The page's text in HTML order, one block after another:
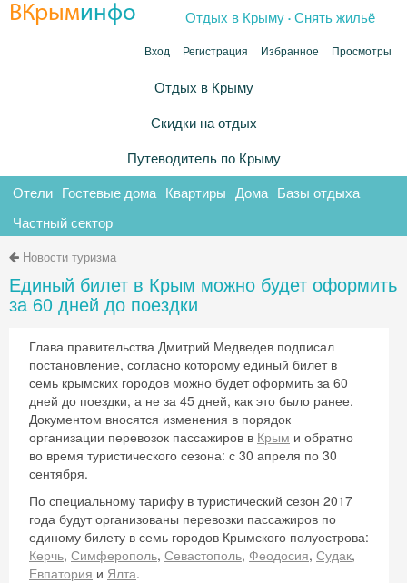
ВКрыминфо Отдых в Крыму .Снять жильё
Вход Регистрация Избранное Просмотры
Отдых в Крыму
Скидки на отдых
Путеводитель по Крыму
Отели Гостевые дома Квартиры Дома Базы отдыха
Частный сектор
Новости туризма
Единый билет в Крым можно будет оформить
за 60 дней до поездки
Глава правительства Дмитрий Медведев подписал
постановление, согласно которому единый билет в
семь крымских городов можно будет оформить за 60
дней до поездки, а не за 45 дней, как это было ранее.
Документом вносятся изменения в порядок
организации перевозок пассажиров в Крым и обратно
во время туристического сезона: с 30 апреля по 30
сентября.
По специальному тарифу в туристический сезон 2017
года будут организованы перевозки пассажиров по
единому билету в семь городов Крымского полуострова:
Керчь, Симферополь, Севастополь, Феодосия, Судак,
Евпатория и Ялта.